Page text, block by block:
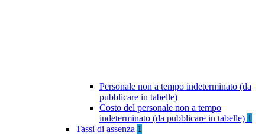
Personale non a tempo indeterminato (da
pubblicare in tabelle)
Costo del personale non a tempo
indeterminato (da pubblicare in tabelle) 1
Tassi di assenza 1